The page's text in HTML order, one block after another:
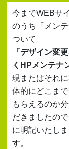
今までWEBサ
のうち「メン
ついて
「デザイン変
くHPメンテナ
現またはそれ
体的にどこま
もらえるのか
だきましたの
に明記いたし
す。